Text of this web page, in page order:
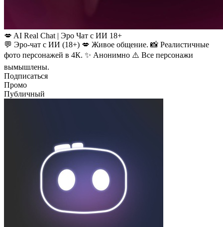
💋 AI Real Chat | Эро Чат с ИИ 18+
💬 Эро-чат с ИИ (18+) 💋 Живое общение. 📸 Реалистичные
фото персонажей в 4К. ✨ Анонимно ⚠️ Все персонажи
вымышлены.
Подписаться
Промо
Публичный